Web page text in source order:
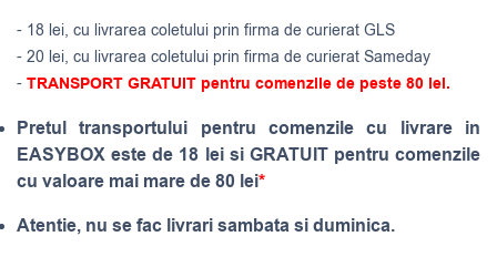
- 18 lei, cu livrarea coletului prin firma de curierat GLS
- 20 lei, cu livrarea coletului prin firma de curierat Sameday
- TRANSPORT GRATUIT pentru comenzile de peste 80 lei.
Pretul transportului pentru comenzile cu livrare in
EASYBOX este de 18 lei si GRATUIT pentru comenzile
cu valoare mai mare de 80 lei*
Atentie, nu se fac livrari sambata si duminica.